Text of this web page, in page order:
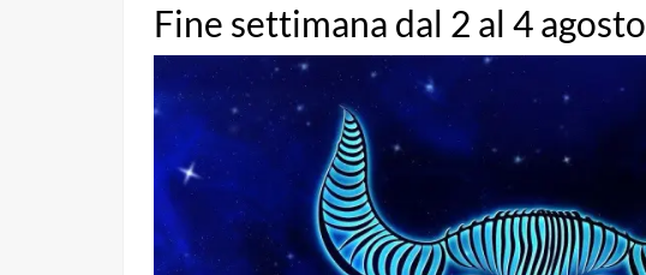
Fine settimana dal 2 al 4 agosto